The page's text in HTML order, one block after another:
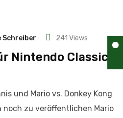
Schreiber 241 Views
Nintendo Classics
und Mario vs. Donkey Kong
zu veröffentlichen Mario